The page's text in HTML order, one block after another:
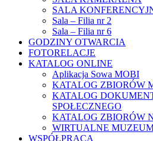
SALA
Sala – Filia nr 2
Sala – Filia nr 6
GODZINY OTWARCIA
FOTORELACJE
KATALOG ONLINE
Aplikacja Sowa MOBI
KATALOG ZBIORÓW
KATALOG
SPOŁECZNEGO
KATALOG ZBIORÓW
WIRTUALNE
WSPÓŁPRACA